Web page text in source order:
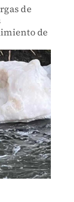
de
de